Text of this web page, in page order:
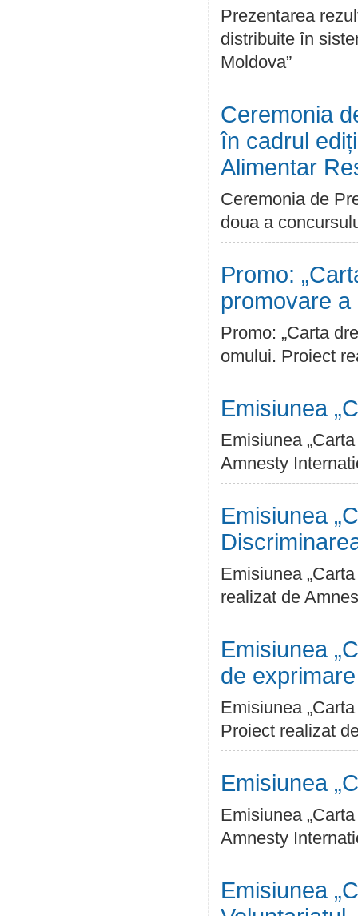
Prezentarea
distribuite în
Moldova”
Ceremonia
în cadrul
Alimentar
Ceremonia de
doua a
Promo:
promovare
Promo: „Carta
omului. Proiect
Emisiunea
Emisiunea
Amnesty
Emisiunea
Emisiunea
realizat de
Emisiunea
de exprimare
Emisiunea
Proiect realizat
Emisiunea
Emisiunea
Amnesty
Emisiunea